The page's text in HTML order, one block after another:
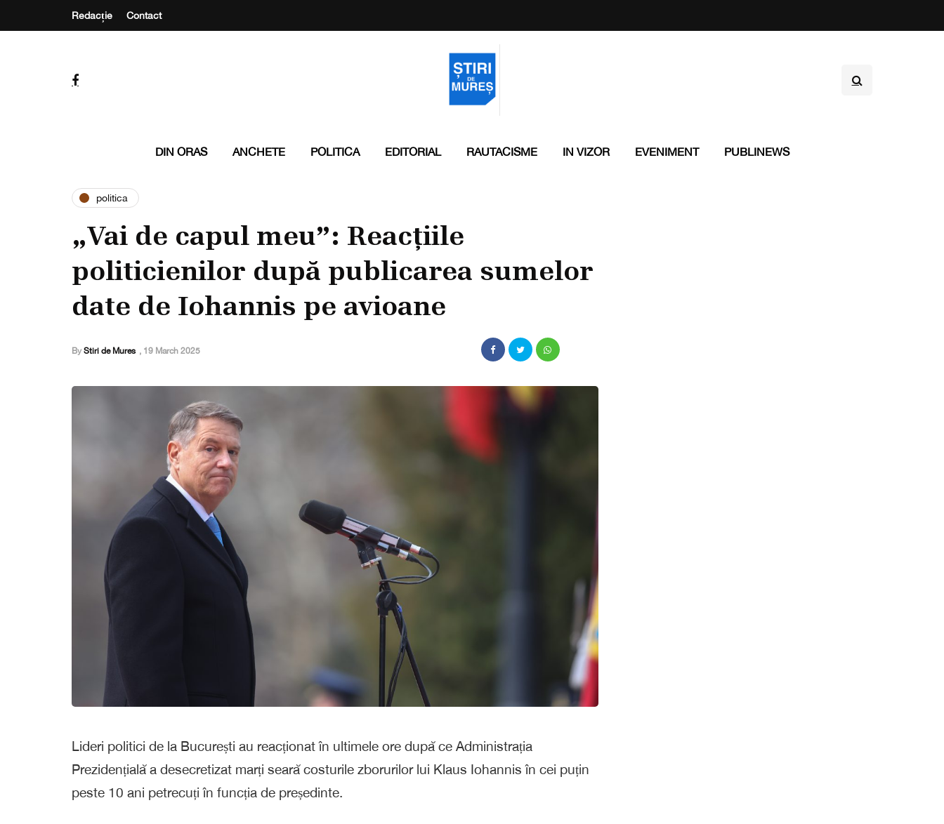
Redacție Contact
DIN ORAS ANCHETE POLITICA EDITORIAL RAUTACISME IN VIZOR EVENIMENT PUBLINEWS
politica
„Vai de capul meu”: Reacțiile
politicienilor după publicarea sumelor
date de Iohannis pe avioane
By Stiri de Mures , 19 March 2025
Lideri politici de la București au reacționat în ultimele ore după ce Administrația
Prezidențială a desecretizat marți seară costurile zborurilor lui Klaus Iohannis în cei puțin
peste 10 ani petrecuți în funcția de președinte.